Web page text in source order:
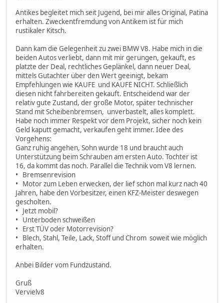
Antikes begleitet mich seit Jugend, bei mir alles Original, Patina
erhalten. Zweckentfremdung von Antikem ist für mich
rustikaler Kitsch.
Dann kam die Gelegenheit zu zwei BMW V8. Habe mich in die
beiden Autos verliebt, dann mit mir gerungen, gekauft, es
platzte der Deal, rechtliches Geplänkel, dann neuer Deal,
mittels Gutachter über den Wert geeinigt, bekam
Empfehlungen wie KAUFE und KAUFE NICHT. Schließlich
diesen nicht fahrbereiten gekauft. Entscheidend war der
relativ gute Zustand, der große Motor, später technischer
Stand mit Scheibenbremsen, unverbastelt, alles komplett.
Habe noch immer Respekt vor dem Projekt, sicher noch kein
Geld kaputt gemacht, verkaufen geht immer. Idee des
Vorgehens:
Ganz ruhig angehen, Sohn wurde 18 und braucht auch
Unterstützung beim Schrauben am ersten Auto. Tochter ist
16, da kommt das noch. Parallel die Technik vom V8 lernen.
• Bremsenrevision
• Motor zum Leben erwecken, der lief schon mal kurz nach 40
Jahren, habe den Vorbesitzer, einen KFZ-Meister deswegen
gescholten.
• Jetzt mobil?
• Unterboden schweißen
• Erst TÜV oder Motorrevision?
• Blech, Stahl, Teile, Lack, Stoff und Chrom soweit wie möglich
erhalten.
Anbei Bilder vom Fundzustand.
Gruß
Vervielv8